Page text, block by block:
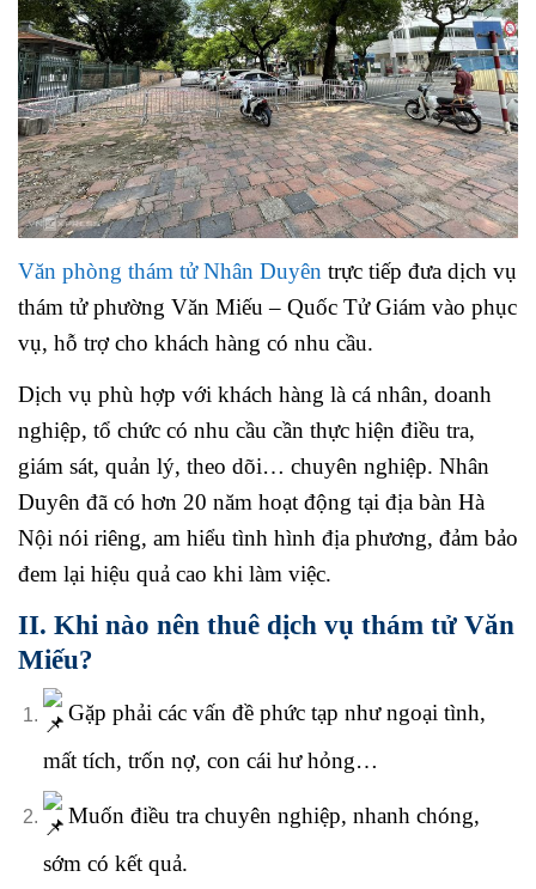
Văn phòng thám tử Nhân Duyên trực tiếp đưa dịch vụ
thám tử phường Văn Miếu – Quốc Tử Giám vào phục
vụ, hỗ trợ cho khách hàng có nhu cầu.
Dịch vụ phù hợp với khách hàng là cá nhân, doanh
nghiệp, tổ chức có nhu cầu cần thực hiện điều tra,
giám sát, quản lý, theo dõi… chuyên nghiệp. Nhân
Duyên đã có hơn 20 năm hoạt động tại địa bàn Hà
Nội nói riêng, am hiểu tình hình địa phương, đảm bảo
đem lại hiệu quả cao khi làm việc.
II. Khi nào nên thuê dịch vụ thám tử Văn
Miếu?
Gặp phải các vấn đề phức tạp như ngoại tình,
mất tích, trốn nợ, con cái hư hỏng…
Muốn điều tra chuyên nghiệp, nhanh chóng,
sớm có kết quả.